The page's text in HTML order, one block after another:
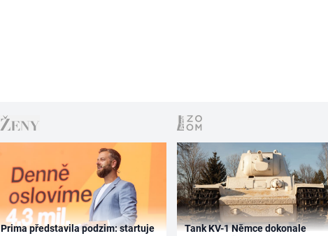
Prima představila podzim: startuje
Tank KV-1 Němce dokonale